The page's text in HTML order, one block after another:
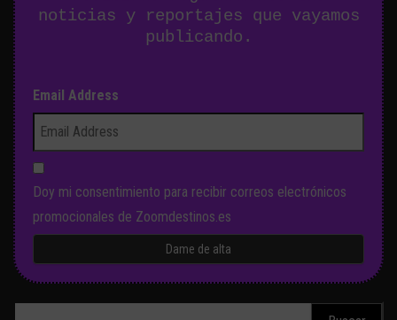
noticias y reportajes que vayamos
publicando.
Email Address
Doy mi consentimiento para recibir correos electrónicos
promocionales de Zoomdestinos.es